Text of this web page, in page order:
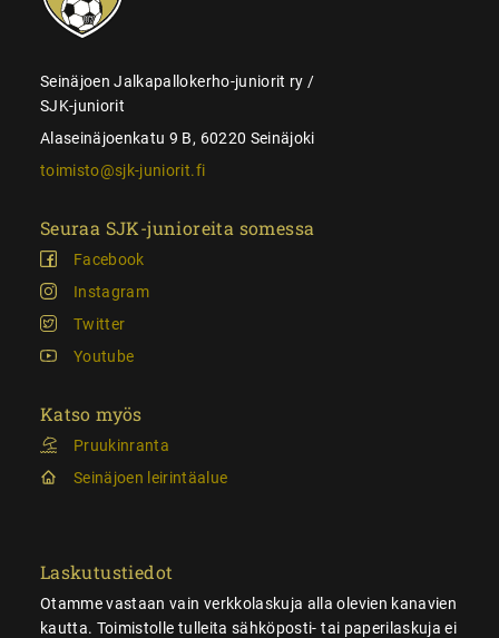
Seinäjoen Jalkapallokerho-juniorit ry /
SJK-juniorit
Alaseinäjoenkatu 9 B, 60220 Seinäjoki
toimisto@sjk-juniorit.fi
Seuraa SJK-junioreita somessa
Facebook
Instagram
Twitter
Youtube
Katso myös
Pruukinranta
Seinäjoen leirintäalue
Laskutustiedot
Otamme vastaan vain verkkolaskuja alla olevien kanavien
kautta. Toimistolle tulleita sähköposti- tai paperilaskuja ei